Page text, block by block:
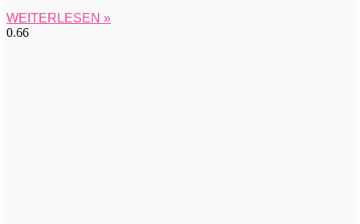
WEITERLESEN »